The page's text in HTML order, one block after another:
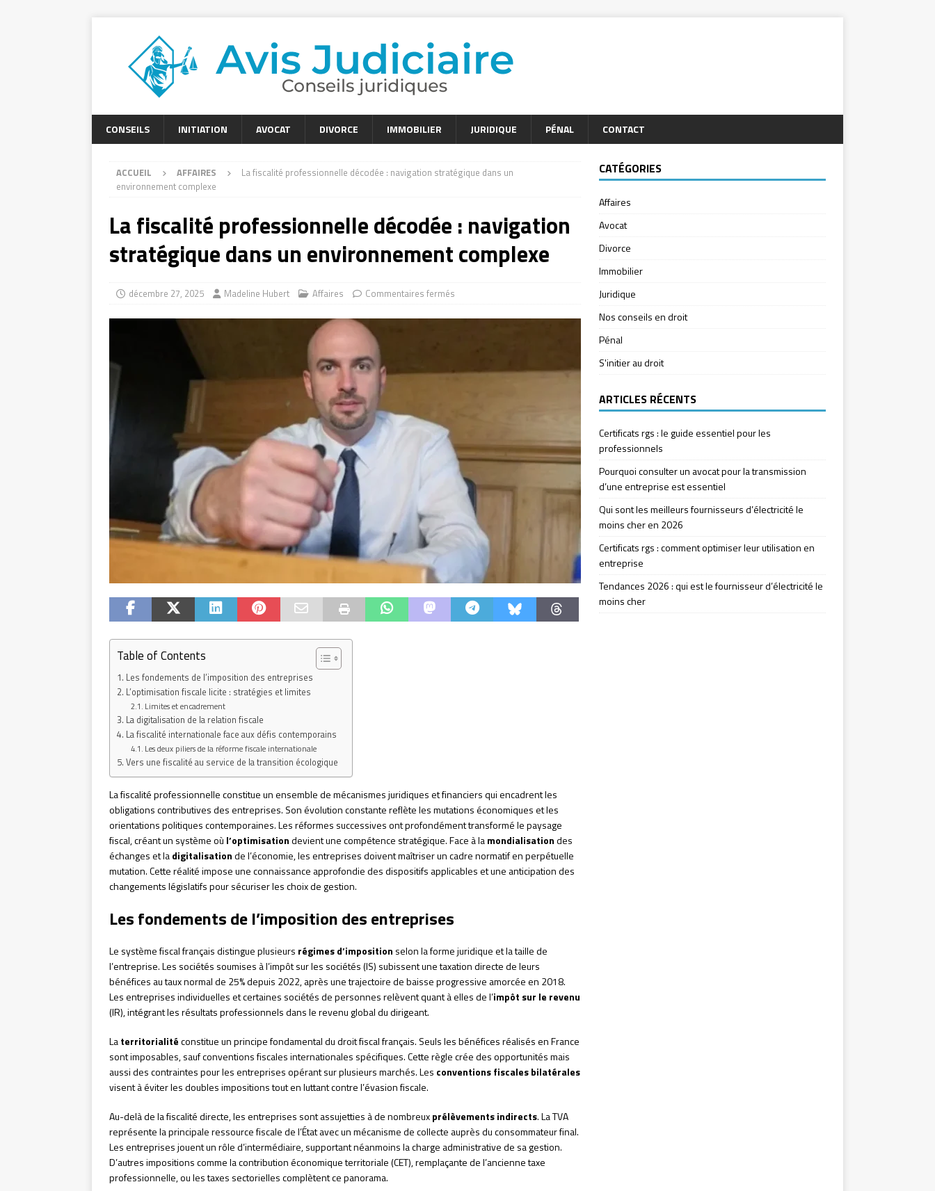
CONSEILS INITIATION AVOCAT DIVORCE IMMOBILIER JURIDIQUE PÉNAL CONTACT
ACCUEIL AFFAIRES
La fiscalité professionnelle décodée : navigation stratégique dans un
environnement complexe
La fiscalité professionnelle décodée : navigation
stratégique dans un environnement complexe
décembre 27, 2025 Madeline Hubert Affaires Commentaires fermés
Table of Contents
Les fondements de l’imposition des entreprises
L’optimisation fiscale licite : stratégies et limites
Limites et encadrement
La digitalisation de la relation fiscale
La fiscalité internationale face aux défis contemporains
Les deux piliers de la réforme fiscale internationale
Vers une fiscalité au service de la transition écologique
La fiscalité professionnelle constitue un ensemble de mécanismes juridiques et financiers qui encadrent les
obligations contributives des entreprises. Son évolution constante reflète les mutations économiques et les
orientations politiques contemporaines. Les réformes successives ont profondément transformé le paysage
fiscal, créant un système où l’optimisationdevient une compétence stratégique. Face à lamondialisationdes
échanges et ladigitalisationde l’économie, les entreprises doivent maîtriser un cadre normatif en perpétuelle
mutation. Cette réalité impose une connaissance approfondie des dispositifs applicables et une anticipation des
changements législatifs pour sécuriser les choix de gestion.
Les fondements de l’imposition des entreprises
Le système fiscal français distingue plusieurs régimes d’imposition selon la forme juridique et la taille de
l’entreprise. Les sociétés soumises à l’impôt sur les sociétés (IS) subissent une taxation directe de leurs
bénéfices au taux normal de 25% depuis 2022, après une trajectoire de baisse progressive amorcée en 2018.
Les entreprises individuelles et certaines sociétés de personnes relèvent quant à elles de l’impôt sur le revenu
(IR), intégrant les résultats professionnels dans le revenu global du dirigeant.
Laterritorialitéconstitue un principe fondamental du droit fiscal français. Seuls les bénéfices réalisés en France
sont imposables, sauf conventions fiscales internationales spécifiques. Cette règle crée des opportunités mais
aussi des contraintes pour les entreprises opérant sur plusieurs marchés. Les conventions fiscales bilatérales
visent à éviter les doubles impositions tout en luttant contre l’évasion fiscale.
Au-delà de la fiscalité directe, les entreprises sont assujetties à de nombreuxprélèvements indirects. La TVA
représente la principale ressource fiscale de l’État avec un mécanisme de collecte auprès du consommateur final.
Les entreprises jouent un rôle d’intermédiaire, supportant néanmoins la charge administrative de sa gestion.
D’autres impositions comme la contribution économique territoriale (CET), remplaçante de l’ancienne taxe
professionnelle, ou les taxes sectorielles complètent ce panorama.
CATÉGORIES
Affaires
Avocat
Divorce
Immobilier
Juridique
Nos conseils en droit
Pénal
S'initier au droit
ARTICLES RÉCENTS
Certificats rgs : le guide essentiel pour les
professionnels
Pourquoi consulter un avocat pour la transmission
d’une entreprise est essentiel
Qui sont les meilleurs fournisseurs d’électricité le
moins cher en 2026
Certificats rgs : comment optimiser leur utilisation en
entreprise
Tendances 2026 : qui est le fournisseur d’électricité le
moins cher